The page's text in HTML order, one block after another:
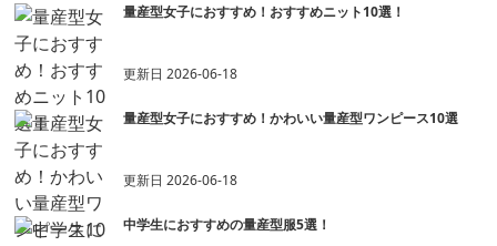
量産型女子におすすめ！おすすめニット10選！
更新日2026-06-18
量産型女子におすすめ！かわいい量産型ワンピース10選
更新日2026-06-18
中学生におすすめの量産型服5選！